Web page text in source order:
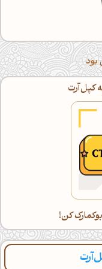
بود
کپل‌آرت
کن!